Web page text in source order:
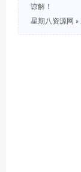
谅解！
星期八资源网 »